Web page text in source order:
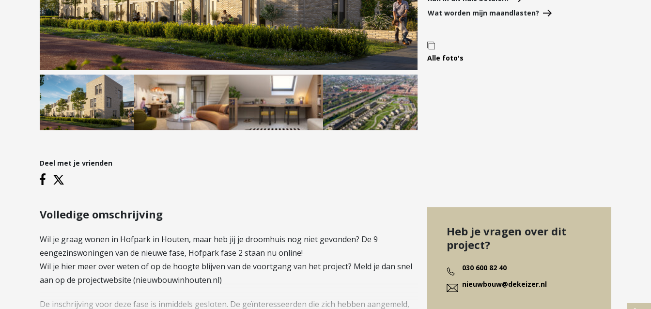
Hypotheken
Hypotheekadvies
Hypotheek oversluiten
Hypotheek verhogen
Starterslening
Financiële check
Banken
Duurzame hypotheek
Reviews Contact Leer ons kennen
Vestigingen
Vestiging Vleuten-De Meern en
Leidsche Rijn
Vestiging Utrecht
Vestiging Vianen
Vestiging Maarssen
Wat worden mijn maandlasten?
Alle foto's
Deel met je vrienden
Volledige omschrijving
Wil je graag wonen in Hofpark in Houten, maar heb jij je droomhuis nog niet gevonden? De 9
eengezinswoningen van de nieuwe fase, Hofpark fase 2 staan nu online!
Wil je hier meer over weten of op de hoogte blijven van de voortgang van het project? Meld je dan snel
aan op de projectwebsite (nieuwbouwinhouten.nl)
De inschrijving voor deze fase is inmiddels gesloten. De geïnteresseerden die zich hebben aangemeld,
Heb je vragen over dit
project?
030 600 82 40
nieuwbouw@dekeizer.nl